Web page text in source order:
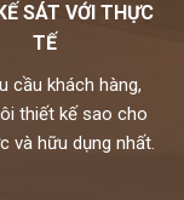
SÁT VỚI THỰC
TẾ
cầu khách hàng,
thiết kế sao cho
và hữu dụng nhất.